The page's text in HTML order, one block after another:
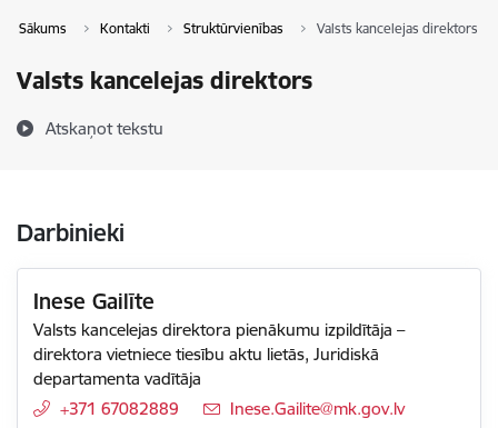
Sākums Kontakti Struktūrvienības Valsts kancelejas direktors
Valsts kancelejas direktors
Atskaņot tekstu
Darbinieki
Inese Gailīte
Valsts kancelejas direktora pienākumu izpildītāja –
direktora vietniece tiesību aktu lietās, Juridiskā
departamenta vadītāja
+371 67082889
E-pasts:
Inese.Gailite@mk.gov.lv